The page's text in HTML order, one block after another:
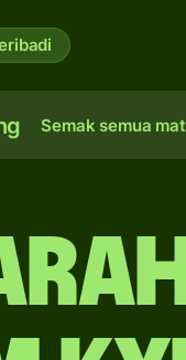
Semak semua